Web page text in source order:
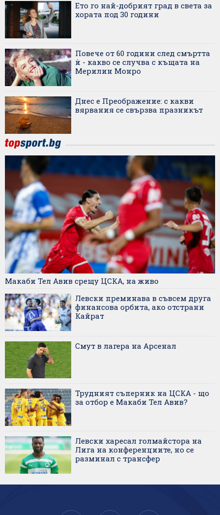
Ето го най-добрият град в света за
хората под 30 години
Повече от 60 години след смъртта
ѝ - какво се случва с къщата на
Мерилин Монро
Днес е Преображение: с какви
вярвания се свързва празникът
Макаби Тел Авив срещу ЦСКА, на живо
Левски преминава в съвсем друга
финансова орбита, ако отстрани
Кайрат
Смут в лагера на Арсенал
Трудният съперник на ЦСКА - що
за отбор е Макаби Тел Авив?
Левски харесал голмайстора на
Лига на конференциите, но се
разминал с трансфер